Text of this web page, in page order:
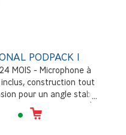
PODPACK 1
MOIS - Microphone à
construction tout
pour un angle stable,
suspendu à l'envers),
câble USB inclus